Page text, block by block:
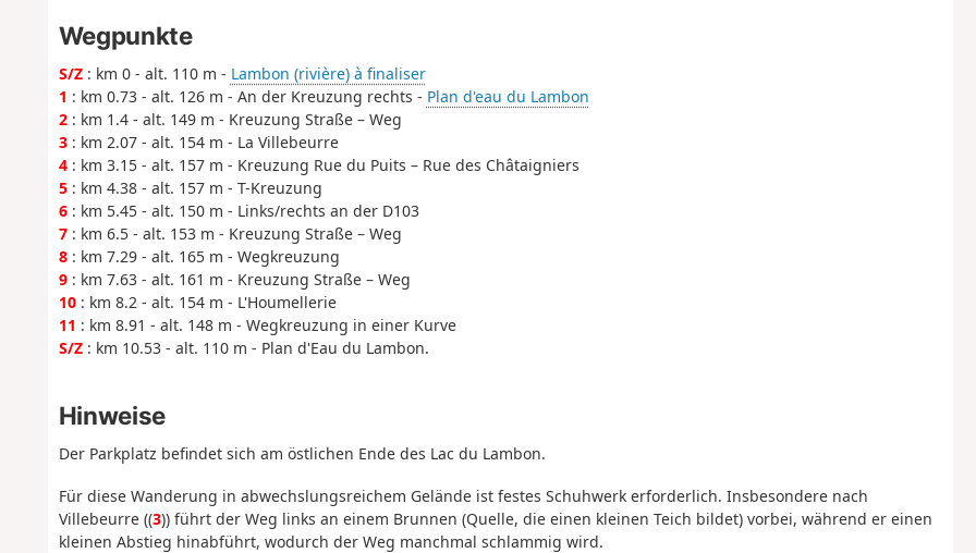
Wegpunkte
S/Z: km 0 - alt. 110 m - Lambon (rivière) à finaliser
1 : km 0.73 - alt. 126 m - An der Kreuzung rechts - Plan d'eau du Lambon
2: km 1.4 - alt. 149 m - Kreuzung Straße – Weg
3: km 2.07 - alt. 154 m - La Villebeurre
4: km 3.15 - alt. 157 m - Kreuzung Rue du Puits – Rue des Châtaigniers
5: km 4.38 - alt. 157 m - T-Kreuzung
6: km 5.45 - alt. 150 m - Links/rechts an der D103
7: km 6.5 - alt. 153 m - Kreuzung Straße – Weg
8: km 7.29 - alt. 165 m - Wegkreuzung
9: km 7.63 - alt. 161 m - Kreuzung Straße – Weg
10: km 8.2 - alt. 154 m - L'Houmellerie
11 : km 8.91 - alt. 148 m - Wegkreuzung in einer Kurve
S/Z: km 10.53 - alt. 110 m - Plan d'Eau du Lambon.
Hinweise
Der Parkplatz befindet sich am östlichen Ende des Lac du Lambon.
Für diese Wanderung in abwechslungsreichem Gelände ist festes Schuhwerk erforderlich. Insbesondere nach
Villebeurre ((3)) führt der Weg links an einem Brunnen (Quelle, die einen kleinen Teich bildet) vorbei, während er einen
kleinen Abstieg hinabführt, wodurch der Weg manchmal schlammig wird.